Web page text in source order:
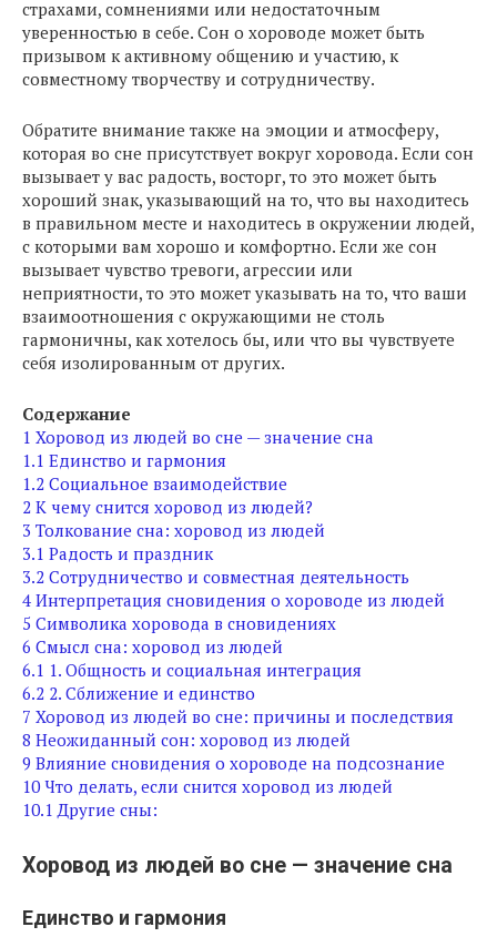
страхами, сомнениями или недостаточным
уверенностью в себе. Сон о хороводе может быть
призывом к активному общению и участию, к
совместному творчеству и сотрудничеству.
Обратите внимание также на эмоции и атмосферу,
которая во сне присутствует вокруг хоровода. Если сон
вызывает у вас радость, восторг, то это может быть
хороший знак, указывающий на то, что вы находитесь
в правильном месте и находитесь в окружении людей,
с которыми вам хорошо и комфортно. Если же сон
вызывает чувство тревоги, агрессии или
неприятности, то это может указывать на то, что ваши
взаимоотношения с окружающими не столь
гармоничны, как хотелось бы, или что вы чувствуете
себя изолированным от других.
Содержание
1 Хоровод из людей во сне — значение сна
1.1 Единство и гармония
1.2 Социальное взаимодействие
2 К чему снится хоровод из людей?
3 Толкование сна: хоровод из людей
3.1 Радость и праздник
3.2 Сотрудничество и совместная деятельность
4 Интерпретация сновидения о хороводе из людей
5 Символика хоровода в сновидениях
6 Смысл сна: хоровод из людей
6.1 1. Общность и социальная интеграция
6.2 2. Сближение и единство
7 Хоровод из людей во сне: причины и последствия
8 Неожиданный сон: хоровод из людей
9 Влияние сновидения о хороводе на подсознание
10 Что делать, если снится хоровод из людей
10.1 Другие сны:
Хоровод из людей во сне — значение сна
Единство и гармония